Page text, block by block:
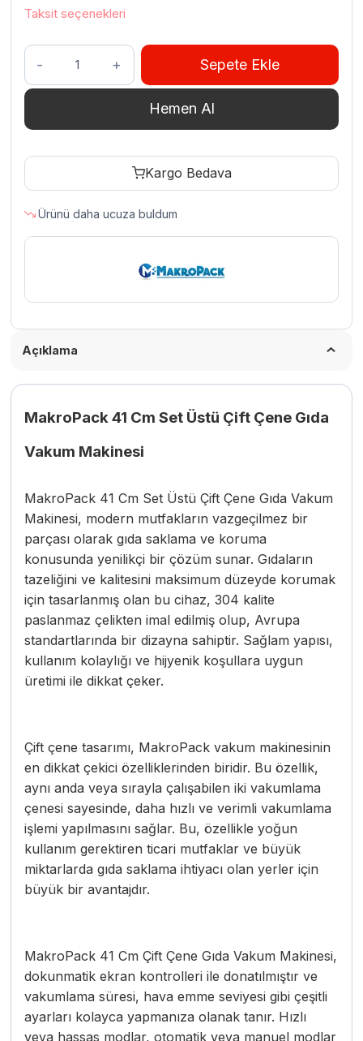
Taksit seçenekleri
MakroPack
41
Cm
Çift
Vakum
Makinesi
Sepete Ekle
Hemen Al
Kargo Bedava
Ürünü daha ucuza buldum
Açıklama
MakroPack 41 Cm Set Üstü Çift Çene Gıda
Vakum Makinesi
MakroPack 41 Cm Set Üstü Çift Çene Gıda Vakum
Makinesi, modern mutfakların vazgeçilmez bir
parçası olarak gıda saklama ve koruma
konusunda yenilikçi bir çözüm sunar. Gıdaların
tazeliğini ve kalitesini maksimum düzeyde korumak
için tasarlanmış olan bu cihaz, 304 kalite
paslanmaz çelikten imal edilmiş olup, Avrupa
standartlarında bir dizayna sahiptir. Sağlam yapısı,
kullanım kolaylığı ve hijyenik koşullara uygun
üretimi ile dikkat çeker.
Çift çene tasarımı, MakroPack vakum makinesinin
en dikkat çekici özelliklerinden biridir. Bu özellik,
aynı anda veya sırayla çalışabilen iki vakumlama
çenesi sayesinde, daha hızlı ve verimli vakumlama
işlemi yapılmasını sağlar. Bu, özellikle yoğun
kullanım gerektiren ticari mutfaklar ve büyük
miktarlarda gıda saklama ihtiyacı olan yerler için
büyük bir avantajdır.
MakroPack 41 Cm Çift Çene Gıda Vakum Makinesi,
dokunmatik ekran kontrolleri ile donatılmıştır ve
vakumlama süresi, hava emme seviyesi gibi çeşitli
ayarları kolayca yapmanıza olanak tanır. Hızlı
veya hassas modlar, otomatik veya manuel modlar